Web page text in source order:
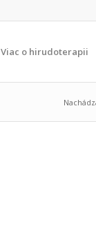
Viac o hirudoterapii